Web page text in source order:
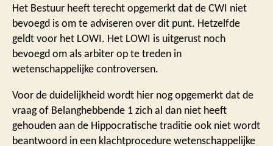
Het Bestuur heeft terecht opgemerkt dat de CWI niet
bevoegd is om te adviseren over dit punt. Hetzelfde
geldt voor het LOWI. Het LOWI is uitgerust noch
bevoegd om als arbiter op te treden in
wetenschappelijke controversen.
Voor de duidelijkheid wordt hier nog opgemerkt dat de
vraag of Belanghebbende 1 zich al dan niet heeft
gehouden aan de Hippocratische traditie ook niet wordt
beantwoord in een klachtprocedure wetenschappelijke